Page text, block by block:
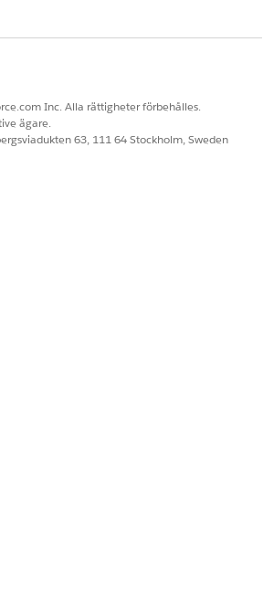
data både från AI-klienten och från
Inc. Alla rättigheter förbehålles.
ägare.
63, 111 64 Stockholm, Sweden